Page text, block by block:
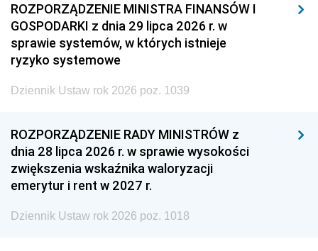
ROZPORZĄDZENIE MINISTRA FINANSÓW I
GOSPODARKI z dnia 29 lipca 2026 r. w
sprawie systemów, w których istnieje
ryzyko systemowe
Dziennik Ustaw rok 2026 poz. 1039
ROZPORZĄDZENIE RADY MINISTRÓW z
dnia 28 lipca 2026 r. w sprawie wysokości
zwiększenia wskaźnika waloryzacji
emerytur i rent w 2027 r.
Dziennik Ustaw rok 2026 poz. 1018